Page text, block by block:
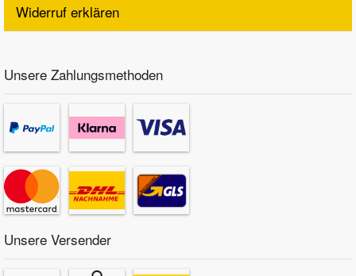
Widerruf erklären
Unsere Zahlungsmethoden
Unsere Versender